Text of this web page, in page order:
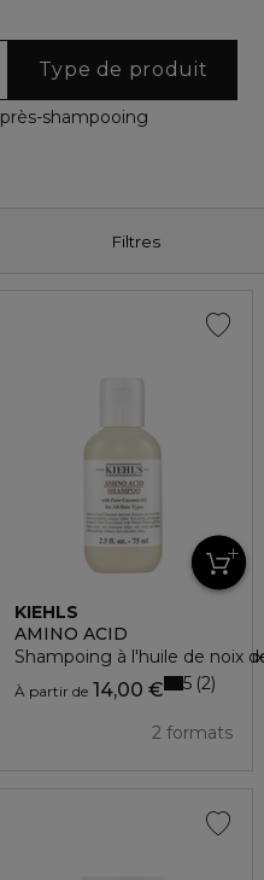
Type de produit
shampooing
Filtres
de coco cheveux normaux
KIEHLS
AMINO ACID
Shampoing à l'huile de noix
À partir de14,00 €
2 formats
5 2